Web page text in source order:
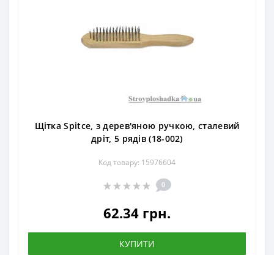
Щітка Spitce, з дерев'яною ручкою, сталевий
дріт, 5 рядів (18-002)
Код товару: 15976604
0
62.34 грн.
КУПИТИ